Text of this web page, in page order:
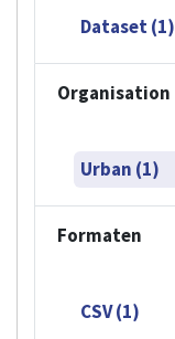
Dataset (1)
Organisation
Urban (1)
Formaten
CSV (1)